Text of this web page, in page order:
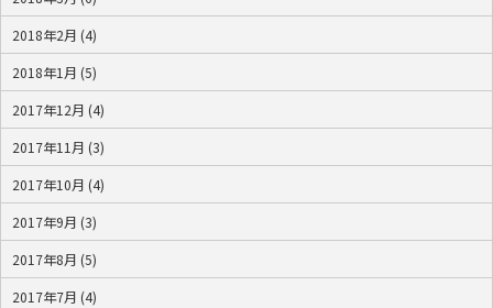
2018年2月 (4)
2018年1月 (5)
2017年12月 (4)
2017年11月 (3)
2017年10月 (4)
2017年9月 (3)
2017年8月 (5)
2017年7月 (4)